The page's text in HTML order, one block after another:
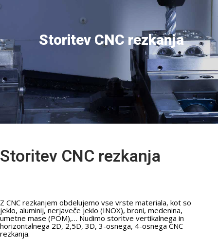
Storitev CNC rezkanja
Storitev CNC rezkanja
Z CNC rezkanjem obdelujemo vse vrste materiala, kot so
jeklo, aluminij, nerjaveče jeklo (INOX), broni, medenina,
umetne mase (POM),… Nudimo storitve vertikalnega in
horizontalnega 2D, 2,5D, 3D, 3-osnega, 4-osnega CNC
rezkanja.